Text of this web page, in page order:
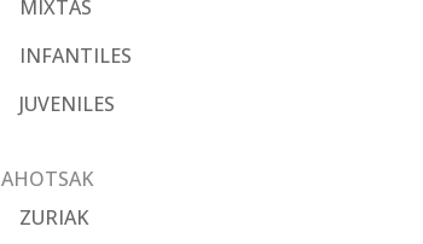
MIXTAS
INFANTILES
JUVENILES
AHOTSAK
ZURIAK